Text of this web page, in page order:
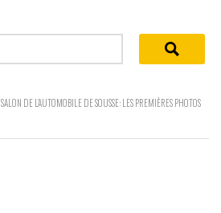
SALON DE L’AUTOMOBILE DE SOUSSE: LES PREMIÈRES PHOTOS